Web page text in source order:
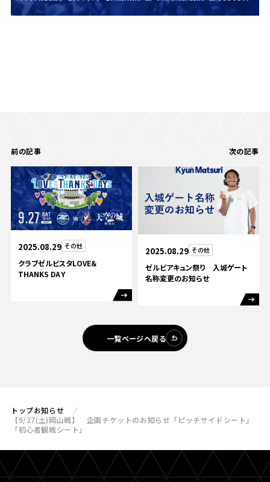
前の記事
2025.08.29 その他
クラブゼルビスタLOVE＆
THANKS DAY
次の記事
2025.08.29 その他
ゼルビアキュン祭り 入城ゲート
名称変更のお知らせ
一覧ページへ戻る
トップお知らせ
【9/27(土)岡山戦】 企画チケットのお知らせ「ピッチサイドシート」
「初心者観戦シート」